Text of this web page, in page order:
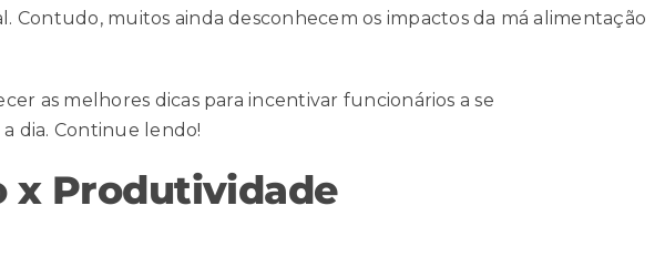
Contudo, muitos ainda desconhecem os impactos da má alimentação
as melhores dicas para incentivar funcionários a se
dia. Continue lendo!
x Produtividade